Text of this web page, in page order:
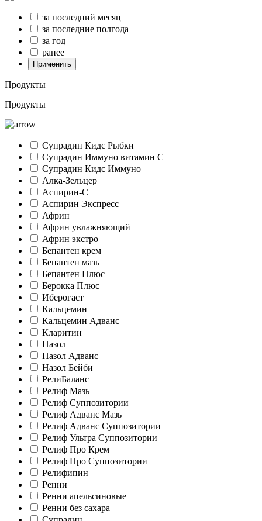
за последний месяц
за последние полгода
за год
ранее
Применить
Продукты
Продукты
Супрадин Кидс Рыбки
Супрадин Иммуно витамин С
Супрадин Кидс Иммуно
Алка-Зельцер
Аспирин-C
Аспирин Экспресс
Африн
Африн увлажняющий
Африн экстро
Бепантен крем
Бепантен мазь
Бепантен Плюс
Берокка Плюс
Иберогаст
Кальцемин
Кальцемин Адванс
Кларитин
Назол
Назол Адванс
Назол Бейби
РелиБаланс
Релиф Мазь
Релиф Суппозитории
Релиф Адванс Мазь
Релиф Адванс Суппозитории
Релиф Ультра Суппозитории
Релиф Про Крем
Релиф Про Суппозитории
Релифипин
Ренни
Ренни апельсиновые
Ренни без сахара